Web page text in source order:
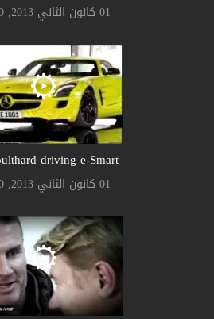
01 كانون الثاني 2013, 12:00 ص
driving e-Smart
01 كانون الثاني 2013, 12:00 ص